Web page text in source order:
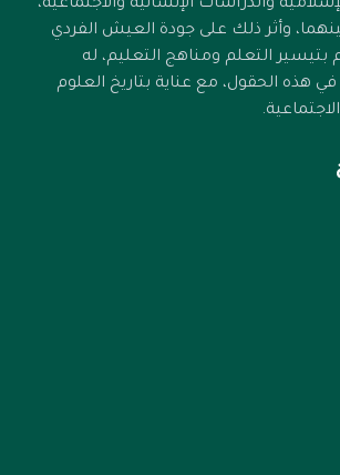
والدراسات الإنسانية والاجتماعية،
وأثر ذلك على جودة العيش الفردي
بتيسير التعلم ومناهج التعليم، له
هذه الحقول، مع عناية بتاريخ العلوم